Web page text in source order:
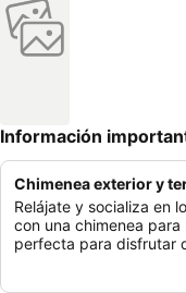
Información
Chimenea exterior y
Relájate y socializa en
con una chimenea
perfecta para disfrutar